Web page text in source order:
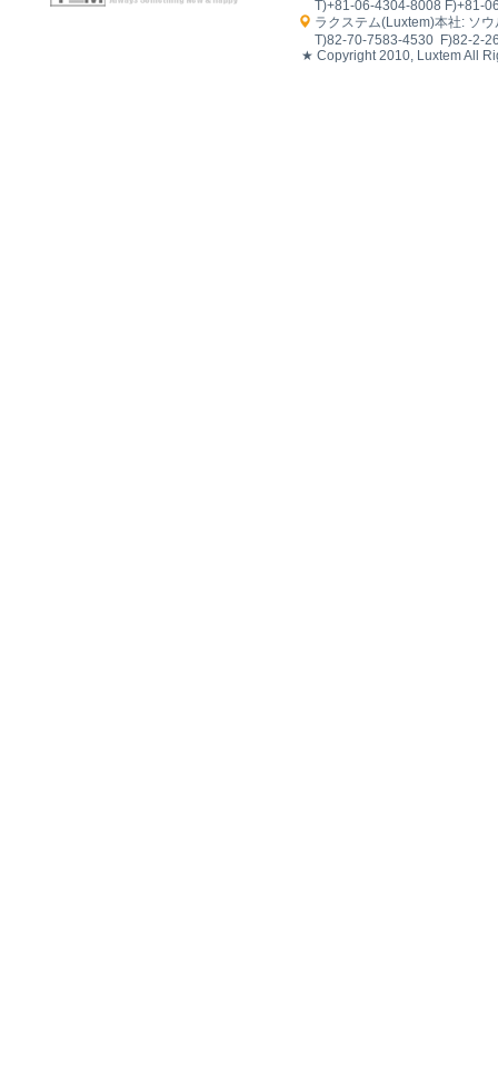
T)+81-06-4304-8008 F)+81-
ラクステム(Luxtem)本社: ソ
T)82-70-7583-4530 F)82-2-
★ Copyright 2010, Luxtem All